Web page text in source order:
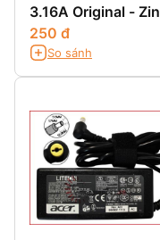
3.16A Original - Zin
Chính Hãng
250 đ
So sánh